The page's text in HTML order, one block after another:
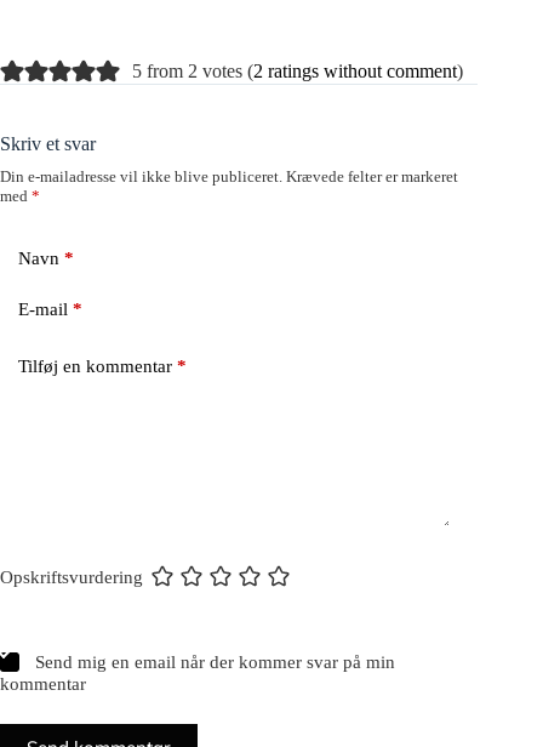
5 from 2 votes (2 ratings without comment)
Skriv et svar
Din e-mailadresse vil ikke blive publiceret. Krævede felter er markeret
med *
Navn *
E-mail *
Tilføj en kommentar *
Opskriftsvurdering
Send mig en email når der kommer svar på min
kommentar